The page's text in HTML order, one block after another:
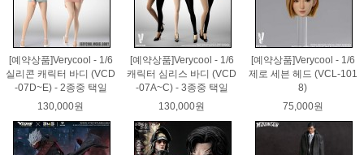
[예약상품]Verycool - 1/6
실리콘 캐릭터 바디 (VCD
-07D~E) - 2종중 택일
130,000원
[예약상품]Verycool - 1/6
캐릭터 심리스 바디 (VCD
-07A~C) - 3종중 택일
130,000원
[예약상품]Verycool - 1/6
제로 세븐 헤드 (VCL-101
8)
75,000원